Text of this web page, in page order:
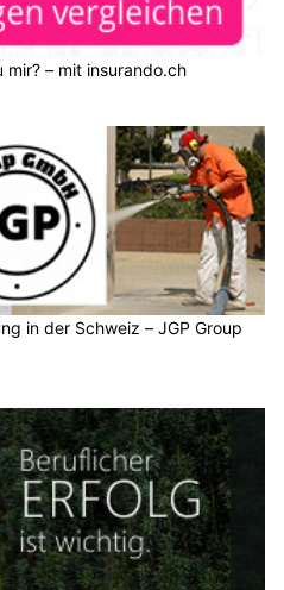
mir? – mit insurando.ch
in der Schweiz – JGP Group